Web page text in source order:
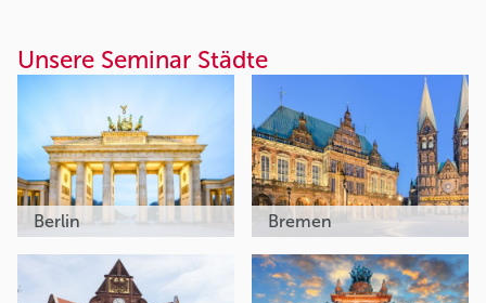
Unsere Seminar Städte
Berlin Bremen